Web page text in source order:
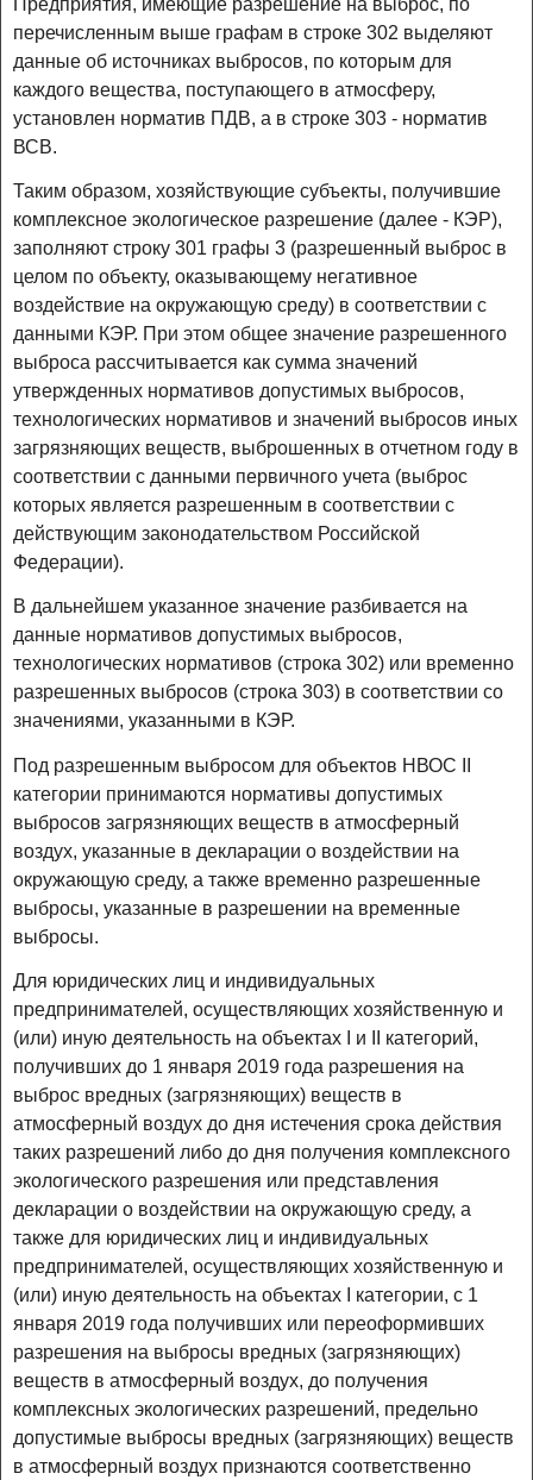
перечисленным выше графам в строке 302 выделяют
данные об источниках выбросов, по которым для
каждого вещества, поступающего в атмосферу,
установлен норматив ПДВ, а в строке 303 - норматив
ВСВ.
Таким образом, хозяйствующие субъекты, получившие
комплексное экологическое разрешение (далее - КЭР),
заполняют строку 301 графы 3 (разрешенный выброс в
целом по объекту, оказывающему негативное
воздействие на окружающую среду) в соответствии с
данными КЭР. При этом общее значение разрешенного
выброса рассчитывается как сумма значений
утвержденных нормативов допустимых выбросов,
технологических нормативов и значений выбросов иных
загрязняющих веществ, выброшенных в отчетном году в
соответствии с данными первичного учета (выброс
которых является разрешенным в соответствии с
действующим законодательством Российской
Федерации).
В дальнейшем указанное значение разбивается на
данные нормативов допустимых выбросов,
технологических нормативов (строка 302) или временно
разрешенных выбросов (строка 303) в соответствии со
значениями, указанными в КЭР.
Под разрешенным выбросом для объектов НВОС II
категории принимаются нормативы допустимых
выбросов загрязняющих веществ в атмосферный
воздух, указанные в декларации о воздействии на
окружающую среду, а также временно разрешенные
выбросы, указанные в разрешении на временные
выбросы.
Для юридических лиц и индивидуальных
предпринимателей, осуществляющих хозяйственную и
(или) иную деятельность на объектах I и II категорий,
получивших до 1 января 2019 года разрешения на
выброс вредных (загрязняющих) веществ в
атмосферный воздух до дня истечения срока действия
таких разрешений либо до дня получения комплексного
экологического разрешения или представления
декларации о воздействии на окружающую среду, а
также для юридических лиц и индивидуальных
предпринимателей, осуществляющих хозяйственную и
(или) иную деятельность на объектах I категории, с 1
января 2019 года получивших или переоформивших
разрешения на выбросы вредных (загрязняющих)
веществ в атмосферный воздух, до получения
комплексных экологических разрешений, предельно
допустимые выбросы вредных (загрязняющих) веществ
в атмосферный воздух признаются соответственно